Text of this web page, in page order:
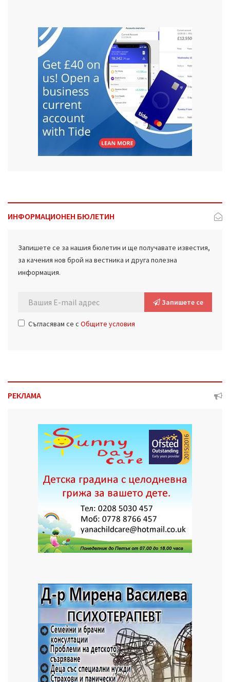
ИНФОРМАЦИОНЕН БЮЛЕТИН
Запишете се за нашия бюлетин и ще получавате известия,
за качения нов брой на вестника и друга полезна
информация.
Запишете се
Съгласявам се с Общите условия
РЕКЛАМА